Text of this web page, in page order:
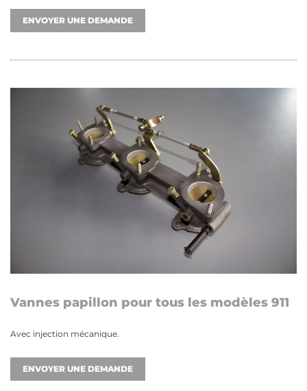
ENVOYER UNE DEMANDE
Vannes papillon pour tous les modèles 911
Avec injection mécanique.
ENVOYER UNE DEMANDE